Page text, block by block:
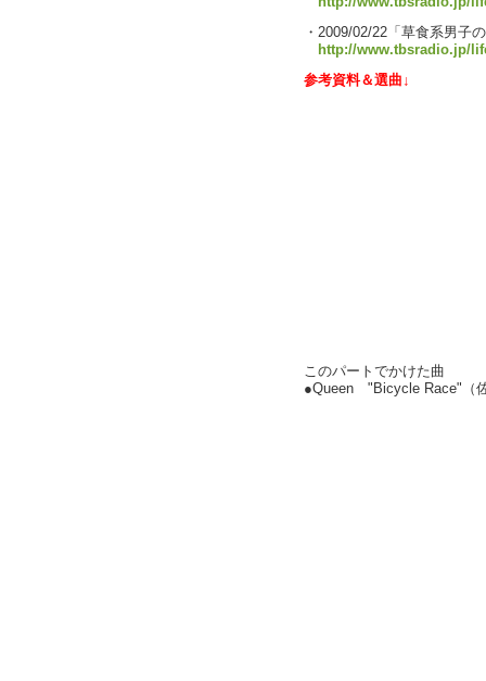
・2009/02/22「草食系男子
http://www.tbsradio.jp/
参考資料＆選曲↓
このパートでかけた曲
●Queen "Bicycle Race"（